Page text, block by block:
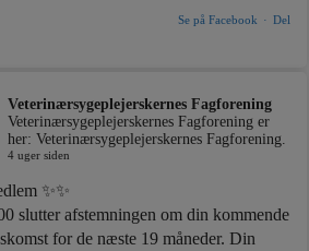
Se på Facebook · Del
Veterinærsygeplejerskernes Fagforening
Veterinærsygeplejerskernes Fagforening er
her: Veterinærsygeplejerskernes Fagforening.
4 uger siden
✨✨
slutter afstemningen om din kommende
for de næste 19 måneder. Din